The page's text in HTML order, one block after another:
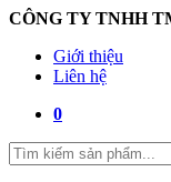
CÔNG TY TNHH
Giới thiệu
Liên hệ
0